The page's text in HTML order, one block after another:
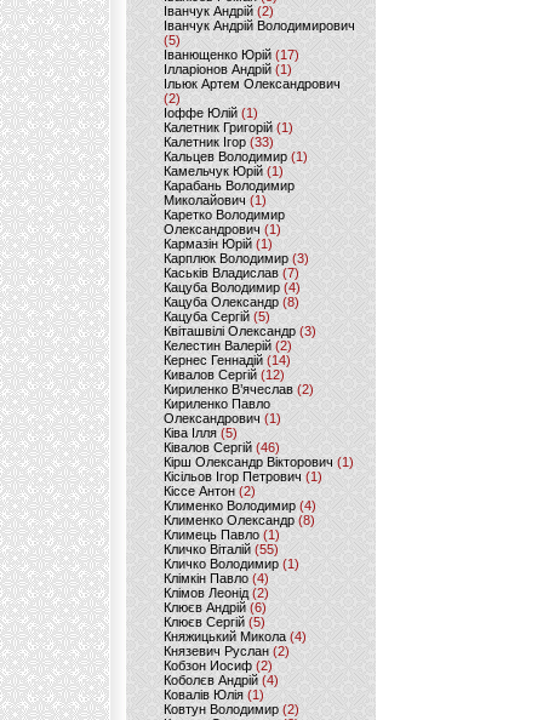
Іванчук Андрій(2)
Іванчук Андрій Володимирович
(5)
Іванющенко Юрій (17)
Ілларіонов Андрій (1)
Ільюк Артем Олександрович
(2)
Іоффе Юлій (1)
Калетник Григорій(1)
Калетник Ігор (33)
Кальцев Володимир(1)
Камельчук Юрій (1)
Карабань Володимир
Миколайович (1)
Каретко Володимир
Олександрович (1)
Кармазін Юрій(1)
Карплюк Володимир(3)
Каськів Владислав (7)
Кацуба Володимир (4)
Кацуба Олександр (8)
Кацуба Сергій (5)
Квіташвілі Олександр(3)
Келестин Валерій(2)
Кернес Геннадій (14)
Кивалов Сергій (12)
Кириленко В’ячеслав (2)
Кириленко Павло
Олександрович (1)
Ківа Ілля (5)
Ківалов Сергій(46)
Кірш Олександр Вікторович (1)
Кісільов Ігор Петрович (1)
Кіссе Антон (2)
Клименко Володимир(4)
Клименко Олександр (8)
Климець Павло (1)
Кличко Віталій(55)
Кличко Володимир (1)
Клімкін Павло (4)
Клімов Леонід(2)
Клюєв Андрій(6)
Клюєв Сергій (5)
Княжицький Микола(4)
Князевич Руслан (2)
Кобзон Иосиф(2)
Коболєв Андрій (4)
Ковалів Юлія(1)
Ковтун Володимир (2)